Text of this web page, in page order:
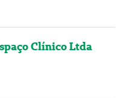
Clínico Ltda